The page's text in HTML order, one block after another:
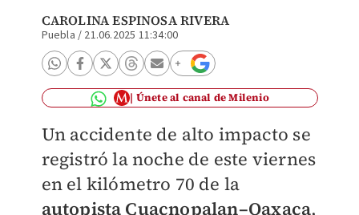
CAROLINA ESPINOSA RIVERA
Puebla / 21.06.2025 11:34:00
Únete al canal de Milenio
Un accidente de alto impacto se
registró la noche de este viernes
en el kilómetro 70 de la
autopista Cuacnopalan–Oaxaca,